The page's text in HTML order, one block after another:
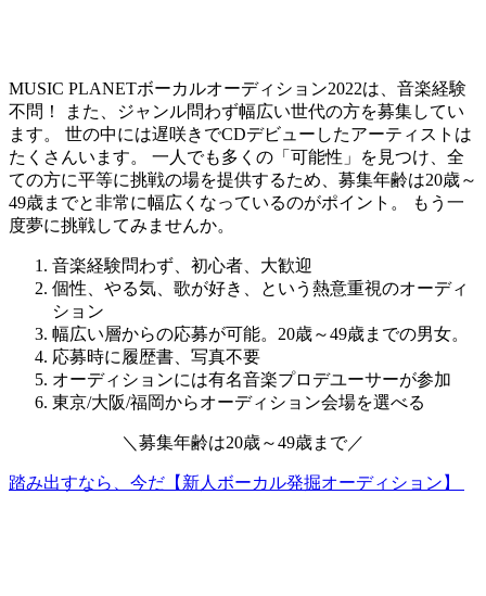
MUSIC PLANETボーカルオーディション2022は、音楽経験
不問！ また、ジャンル問わず幅広い世代の方を募集してい
ます。 世の中には遅咲きでCDデビューしたアーティストは
たくさんいます。 一人でも多くの「可能性」を見つけ、全
ての方に平等に挑戦の場を提供するため、募集年齢は20歳～
49歳までと非常に幅広くなっているのがポイント。
もう一
度夢に挑戦してみませんか。
音楽経験問わず、初心者、大歓迎
個性、やる気、歌が好き、という熱意重視のオーディ
ション
幅広い層からの応募が可能。20歳～49歳までの男女。
応募時に履歴書、写真不要
オーディションには有名音楽プロデユーサーが参加
東京/大阪/福岡からオーディション会場を選べる
＼ 募集年齢は20歳～49歳まで／
踏み出すなら、今だ【新人ボーカル発掘オーディション】